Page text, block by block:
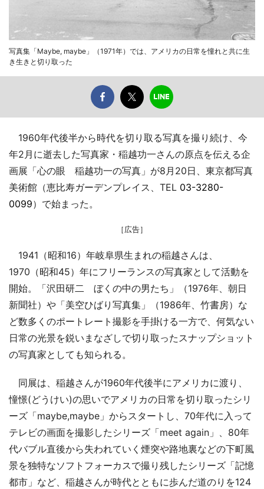
写真集「Maybe, maybe」（1971年）では、アメリカの日常を憧れと共に生
き生きと切り取った
1960年代後半から時代を切り取る写真を撮り続け、今
年2月に逝去した写真家・稲越功一さんの原点を伝える企
画展「心の眼 稲越功一の写真」が8月20日、東京都写真
美術館（恵比寿ガーデンプレイス、TEL 03-3280-
0099）で始まった。
［広告］
1941（昭和16）年岐阜県生まれの稲越さんは、
1970（昭和45）年にフリーランスの写真家として活動を
開始。「沢田研二 ぼくの中の男たち」（1976年、朝日
新聞社）や「美空ひばり写真集」（1986年、竹書房）な
ど数多くのポートレート撮影を手掛ける一方で、何気ない
日常の光景を鋭いまなざしで切り取ったスナップショット
の写真家としても知られる。
同展は、稲越さんが1960年代後半にアメリカに渡り、
憧憬(どうけい)の思いでアメリカの日常を切り取ったシリ
ーズ「maybe,maybe」からスタートし、70年代に入って
テレビの画面を撮影したシリーズ「meet again」、80年
代バブル直後から失われていく煙突や路地裏などの下町風
景を独特なソフトフォーカスで撮り残したシリーズ「記憶
都市」など、稲越さんが時代とともに歩んだ道のりを124